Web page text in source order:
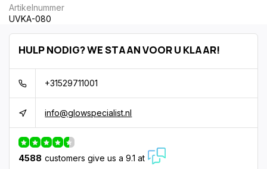
Artikelnummer
UVKA-080
HULP NODIG? WE STAAN VOOR U KLAAR!
+31529711001
info@glowspecialist.nl
4588 customers give us a 9.1 at